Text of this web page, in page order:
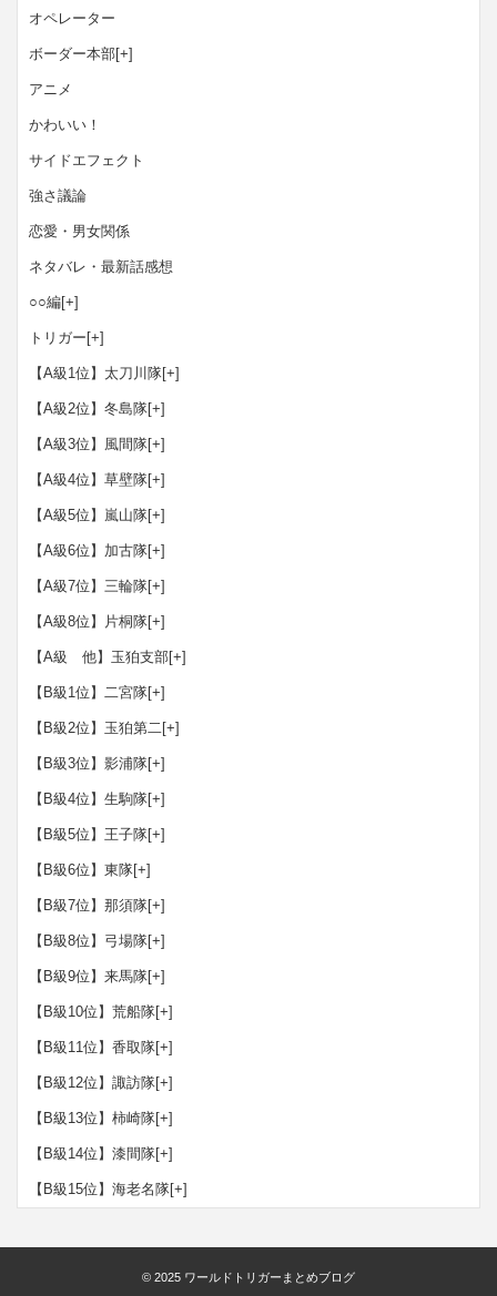
オペレーター
ボーダー本部[+]
アニメ
かわいい！
サイドエフェクト
強さ議論
恋愛・男女関係
ネタバレ・最新話感想
○○編[+]
トリガー [+]
【A級1位】太刀川隊[+]
【A級2位】冬島隊[+]
【A級3位】風間隊[+]
【A級4位】草壁隊[+]
【A級5位】嵐山隊[+]
【A級6位】加古隊[+]
【A級7位】三輪隊[+]
【A級8位】片桐隊[+]
【A級 他】玉狛支部[+]
【B級1位】二宮隊[+]
【B級2位】玉狛第二[+]
【B級3位】影浦隊[+]
【B級4位】生駒隊[+]
【B級5位】王子隊[+]
【B級6位】東隊[+]
【B級7位】那須隊[+]
【B級8位】弓場隊[+]
【B級9位】来馬隊[+]
【B級10位】荒船隊[+]
【B級11位】香取隊[+]
【B級12位】諏訪隊[+]
【B級13位】柿崎隊[+]
【B級14位】漆間隊[+]
【B級15位】海老名隊[+]
© 2025 ワールドトリガーまとめブログ